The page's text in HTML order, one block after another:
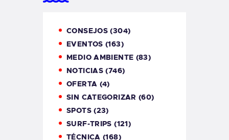
CONSEJOS (304)
EVENTOS (163)
MEDIO AMBIENTE (83)
NOTICIAS (746)
OFERTA (4)
SIN CATEGORIZAR (60)
SPOTS(23)
SURF-TRIPS (121)
TÉCNICA (168)